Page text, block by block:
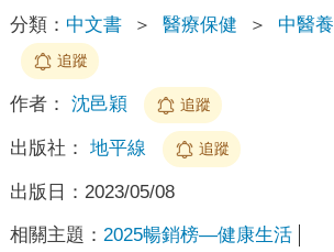
分類： 中文書 ＞ 醫療保健 ＞ 中醫
追蹤
作者： 沈邑穎 追蹤
出版社： 地平線 追蹤
出版日： 2023/05/08
相關主題： 2025暢銷榜—健康生活